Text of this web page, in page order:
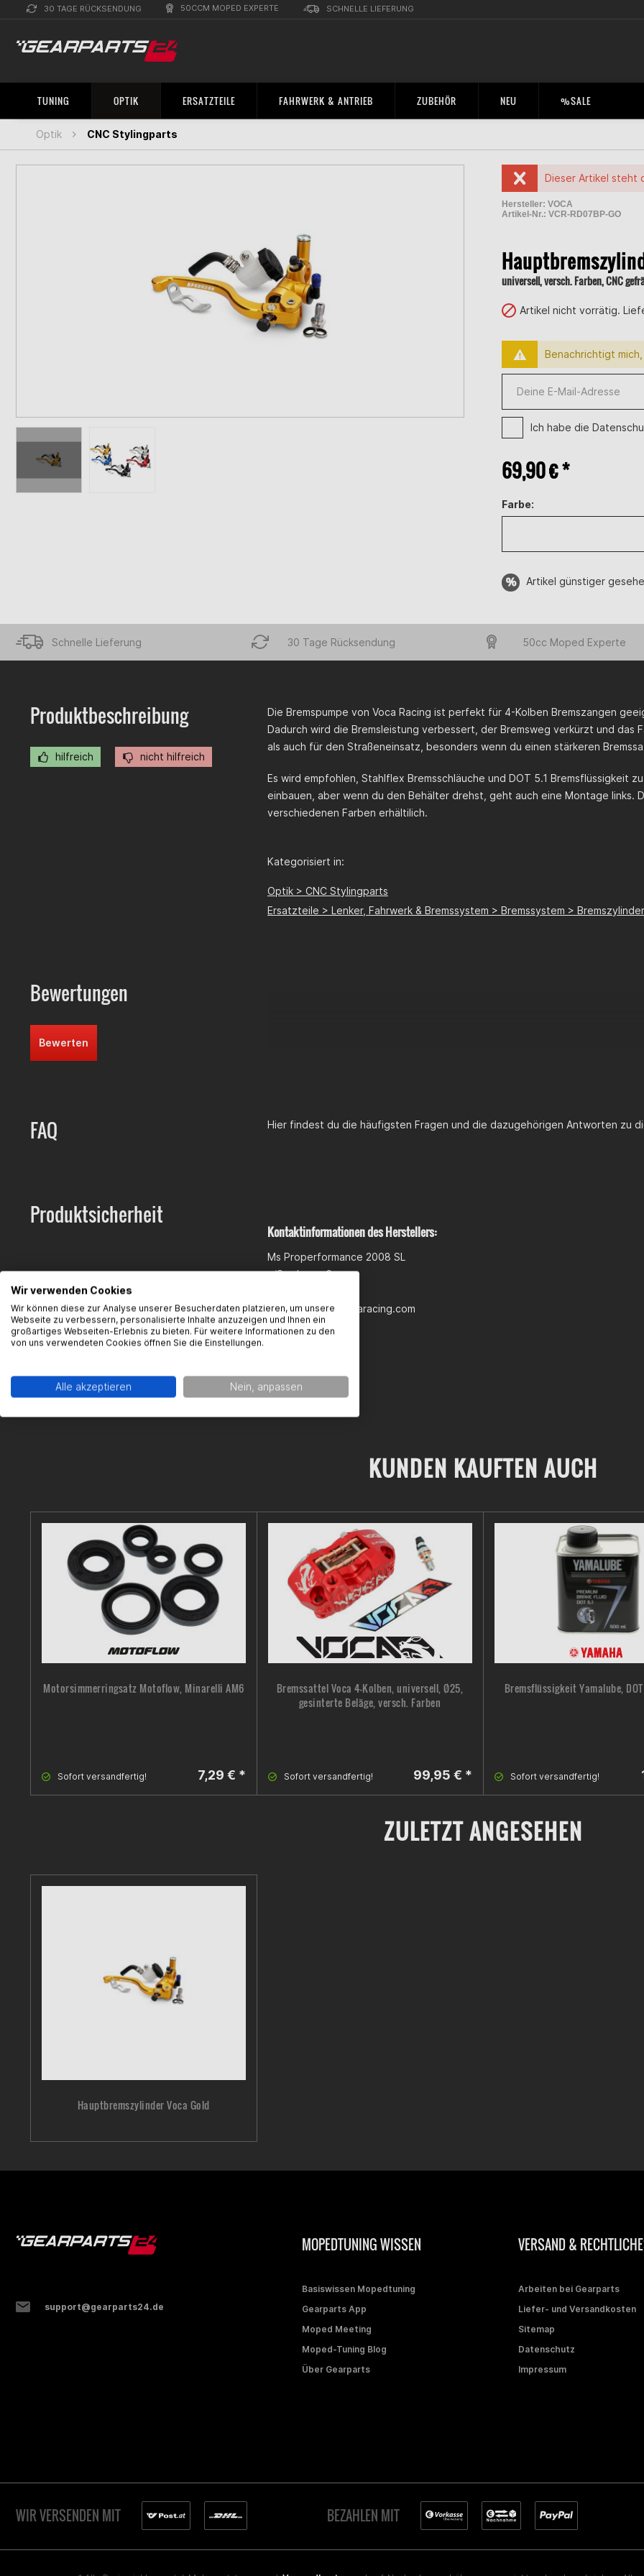
30 TAGE RÜCKSENDUNG 50CCM MOPED EXPERTE SCHNELLE LIEFERUNG
TUNING OPTIK ERSATZTEILE FAHRWERK & ANTRIEB ZUBEHÖR NEU %SALE
Optik CNC Stylingparts
Dieser Artikel steht
Hersteller: VOCA
Artikel-Nr.: VCR-RD07BP-GO
universell, versch. Farben, CNC
Artikel nicht vorrätig.
Benachrichtigt
Ich habe die
69,90 € *
Farbe:
Artikel günstiger
Schnelle Lieferung 30 Tage Rücksendung 50cc Moped Experte
Produktbeschreibung
hilfreich nicht hilfreich
Die Bremspumpe von Voca Racing ist perfekt für 4-Kolben Bremszangen
Dadurch wird die Bremsleistung verbessert, der Bremsweg verkürzt und das
als auch für den Straßeneinsatz, besonders wenn du einen stärkeren
Es wird empfohlen, Stahlflex Bremsschläuche und DOT 5.1 Bremsflüssigkeit
einbauen, aber wenn du den Behälter drehst, geht auch eine Montage links.
verschiedenen Farben erhältilich.
Kategorisiert in:
Optik > CNC Stylingparts
Ersatzteile > Lenker, Fahrwerk & Bremssystem > Bremssystem >
Bewertungen
Bewerten
FAQ Hier findest du die häufigsten Fragen und die dazugehörigen Antworten zu
Produktsicherheit
Kontaktinformationen des Herstellers:
Ms Properformance 2008 SL
c/Sardenya 6
Kontakt:info@vocaracing.com
KUNDEN KAUFTEN AUCH
Motorsimmerringsatz Motoflow, Minarelli AM6
Sofort versandfertig! 7,29 € *
Bremssattel Voca 4-Kolben, universell, Ø25,
gesinterte Beläge, versch. Farben
Sofort versandfertig! 99,95 € *
Bremsflüssigkeit Yamalube,
Sofort versandfertig!
ZULETZT ANGESEHEN
Hauptbremszylinder Voca Gold
support@gearparts24.de
MOPEDTUNING WISSEN
Basiswissen Mopedtuning
Gearparts App
Moped Meeting
Moped-Tuning Blog
Über Gearparts
VERSAND &
Arbeiten bei Gearparts
Liefer- und Versandkosten
Sitemap
Datenschutz
Impressum
WIR VERSENDEN MIT BEZAHLEN MIT
Wir verwenden Cookies
Wir können diese zur Analyse unserer Besucherdaten platzieren, um unsere
Webseite zu verbessern, personalisierte Inhalte anzuzeigen und Ihnen ein
großartiges Webseiten-Erlebnis zu bieten. Für weitere Informationen zu den
von uns verwendeten Cookies öffnen Sie die Einstellungen.
Alle akzeptieren Nein, anpassen